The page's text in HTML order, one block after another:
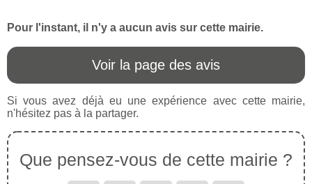
Pour l'instant, il n'y a aucun avis sur cette mairie.
Voir la page des avis
Si vous avez déjà eu une expérience avec cette mairie,
n'hésitez pas à la partager.
Que pensez-vous de cette mairie ?